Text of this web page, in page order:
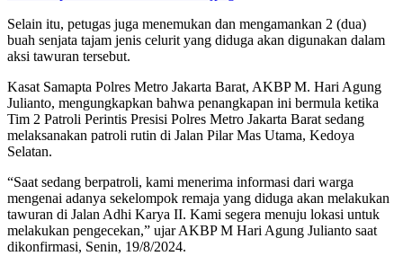
Selain itu, petugas juga menemukan dan mengamankan 2 (dua)
buah senjata tajam jenis celurit yang diduga akan digunakan dalam
aksi tawuran tersebut.
Kasat Samapta Polres Metro Jakarta Barat, AKBP M. Hari Agung
Julianto, mengungkapkan bahwa penangkapan ini bermula ketika
Tim 2 Patroli Perintis Presisi Polres Metro Jakarta Barat sedang
melaksanakan patroli rutin di Jalan Pilar Mas Utama, Kedoya
Selatan.
“Saat sedang berpatroli, kami menerima informasi dari warga
mengenai adanya sekelompok remaja yang diduga akan melakukan
tawuran di Jalan Adhi Karya II. Kami segera menuju lokasi untuk
melakukan pengecekan,” ujar AKBP M Hari Agung Julianto saat
dikonfirmasi, Senin, 19/8/2024.